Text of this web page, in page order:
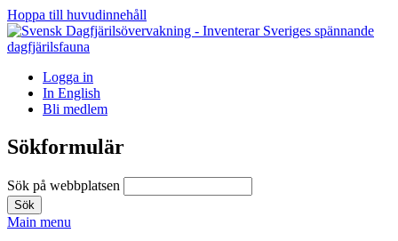
Hoppa till huvudinnehåll
Logga in
In English
Bli medlem
Sökformulär
Sök på webbplatsen
Main menu